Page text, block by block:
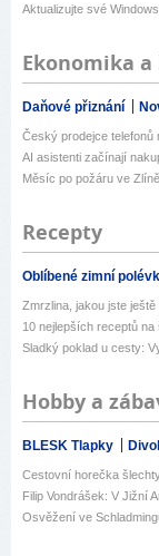
Aktualizujte své
Ekonomika a
Daňové přiznání
Český prodejce telefonů
AI asistenti začínají
Měsíc po požáru ve
Recepty
Oblíbené zimní
Zmrzlina, jakou jste ještě
10 nejlepších receptů
Sladký poklad u cesty:
Hobby a
BLESK Tlapky
Cestovní horečka
Filip Vondrášek: V Jižní
Osvěžení ve